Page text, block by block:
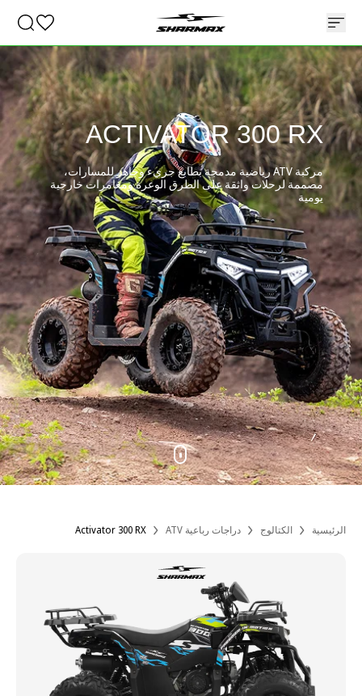
ACTIVATOR 300 RX
مركبة ATV رياضية مدمجة بطابع جريء وجاهز للمسارات،
مصممة لرحلات واثقة على الطرق الوعرة ومغامرات خارجية
يومية
الرئيسية الكتالوج دراجات رباعية ATV Activator 300 RX